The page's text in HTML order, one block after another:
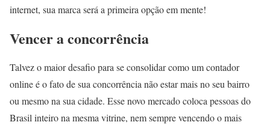
internet, sua marca será a primeira opção em mente!
Vencer a concorrência
Talvez o maior desafio para se consolidar como um contador
online é o fato de sua concorrência não estar mais no seu bairro
ou mesmo na sua cidade. Esse novo mercado coloca pessoas do
Brasil inteiro na mesma vitrine, nem sempre vencendo o mais